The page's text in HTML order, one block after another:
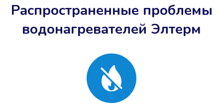
Распространенные проблемы
водонагревателей Элтерм